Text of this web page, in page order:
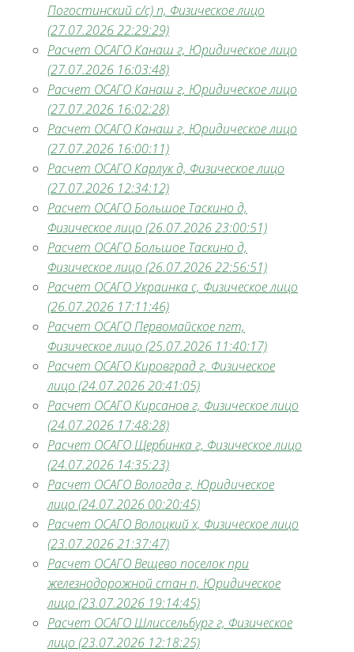
Погостинский с/с) п, Физическое лицо
(27.07.2026 22:29:29)
Расчет ОСАГО Канаш г, Юридическое лицо
(27.07.2026 16:03:48)
Расчет ОСАГО Канаш г, Юридическое лицо
(27.07.2026 16:02:28)
Расчет ОСАГО Канаш г, Юридическое лицо
(27.07.2026 16:00:11)
Расчет ОСАГО Карлук д, Физическое лицо
(27.07.2026 12:34:12)
Расчет ОСАГО Большое Таскино д,
Физическое лицо (26.07.2026 23:00:51)
Расчет ОСАГО Большое Таскино д,
Физическое лицо (26.07.2026 22:56:51)
Расчет ОСАГО Украинка с, Физическое лицо
(26.07.2026 17:11:46)
Расчет ОСАГО Первомайское пгт,
Физическое лицо (25.07.2026 11:40:17)
Расчет ОСАГО Кировград г, Физическое
лицо (24.07.2026 20:41:05)
Расчет ОСАГО Кирсанов г, Физическое лицо
(24.07.2026 17:48:28)
Расчет ОСАГО Щербинка г, Физическое лицо
(24.07.2026 14:35:23)
Расчет ОСАГО Вологда г, Юридическое
лицо (24.07.2026 00:20:45)
Расчет ОСАГО Волоцкий х, Физическое лицо
(23.07.2026 21:37:47)
Расчет ОСАГО Вещево поселок при
железнодорожной стан п, Юридическое
лицо (23.07.2026 19:14:45)
Расчет ОСАГО Шлиссельбург г, Физическое
лицо (23.07.2026 12:18:25)